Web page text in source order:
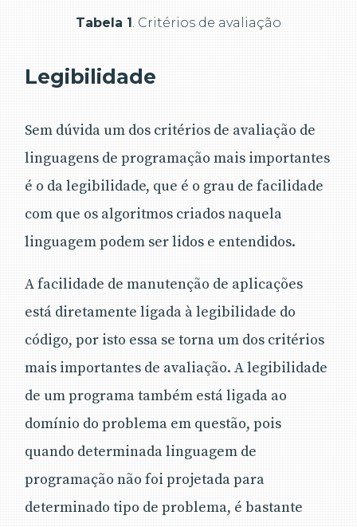
Tabela 1 . Critérios de avaliação
Legibilidade
Sem dúvida um dos critérios de avaliação de
linguagens de programação mais importantes
é o da legibilidade, que é o grau de facilidade
com que os algoritmos criados naquela
linguagem podem ser lidos e entendidos.
A facilidade de manutenção de aplicações
está diretamente ligada à legibilidade do
código, por isto essa se torna um dos critérios
mais importantes de avaliação. A legibilidade
de um programa também está ligada ao
domínio do problema em questão, pois
quando determinada linguagem de
programação não foi projetada para
determinado tipo de problema, é bastante